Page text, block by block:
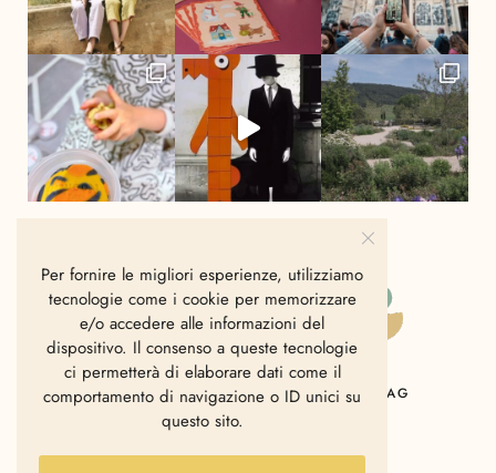
HOME CHI SIAMO CONTATTI MAG
Per fornire le migliori esperienze, utilizziamo
tecnologie come i cookie per memorizzare
e/o accedere alle informazioni del
dispositivo. Il consenso a queste tecnologie
ci permetterà di elaborare dati come il
comportamento di navigazione o ID unici su
questo sito.